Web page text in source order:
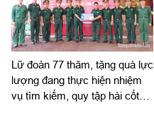
Lữ đoàn 77 thăm, tặng quà lực
lượng đang thực hiện nhiệm
vụ tìm kiếm, quy tập hài cốt